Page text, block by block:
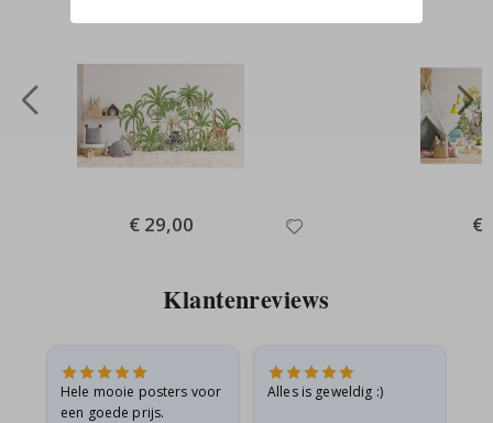
Special
Price
€ 29,00 €
Klantenreviews
Hele mooie posters voor
een goede prijs.
Alles is geweldig :)